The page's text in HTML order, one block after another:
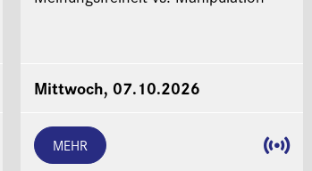
Mittwoch, 07.10.2026
MEHR